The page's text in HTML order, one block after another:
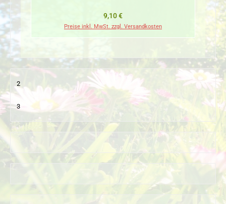
Regulärer Preis:
9,10 €
Preise inkl. MwSt. zzgl. Versandkosten
2
3